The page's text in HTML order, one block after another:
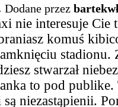
Dodane przez
nie interesuje Cie
komuś
stadionu.
stwarzał
to pod
są niezastąpienii.